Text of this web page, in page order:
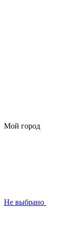
Мой город
Не выбрано